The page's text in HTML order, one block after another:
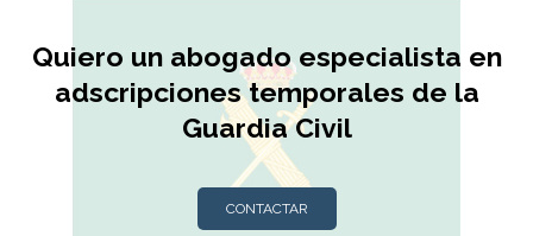
Quiero un abogado especialista en
adscripciones temporales de la
Guardia Civil
CONTACTAR